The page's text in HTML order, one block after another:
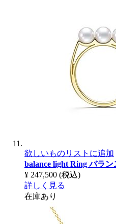
欲しいものリストに追加
balance light Ringバラン
¥ 247,500 (税込)
詳しく見る
在庫あり